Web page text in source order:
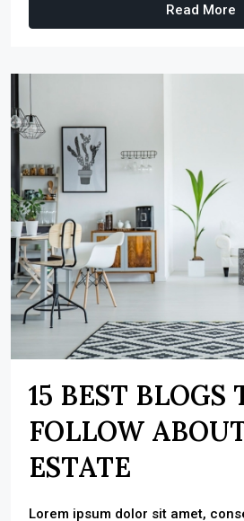
Read More
15 BEST BLOGS
FOLLOW
ESTATE
Lorem ipsum dolor sit amet,